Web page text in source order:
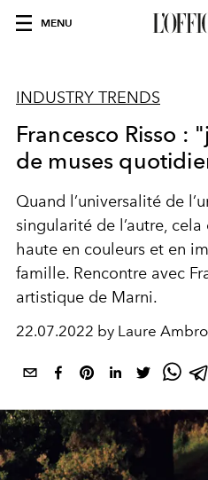
MENU
INDUSTRY TRENDS
Francesco Risso :
de muses
Quand l’universalité de
singularité de l’autre, cela
haute en couleurs et en
famille. Rencontre avec
artistique de Marni.
22.07.2022 by Laure